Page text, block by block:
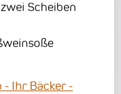
Scheiben
- Ihr Bäcker -